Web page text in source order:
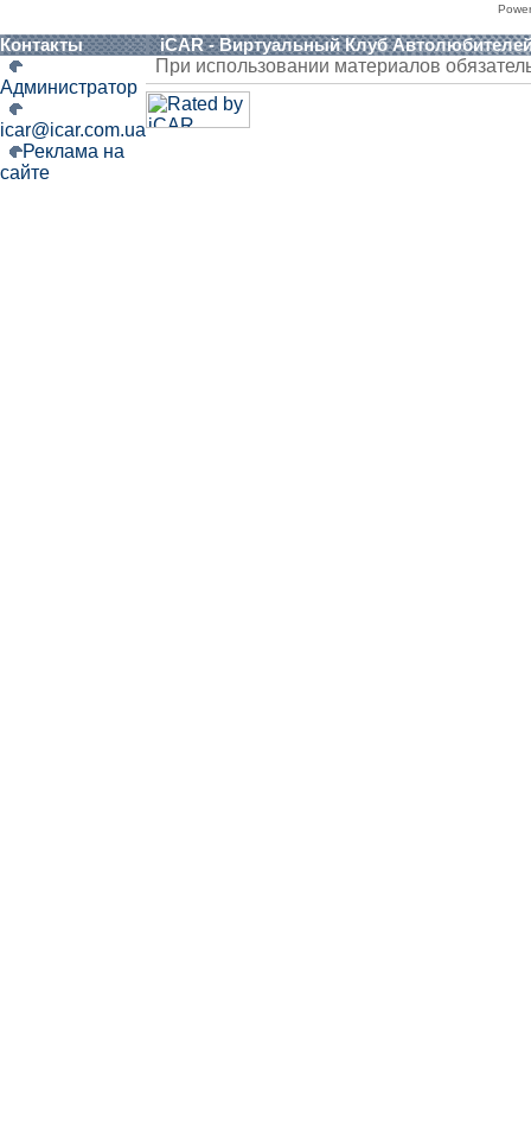
Контакты iCAR - Виртуальный Клуб
Администратор
icar@icar.com.ua
Реклама на
сайте
При использовании материалов